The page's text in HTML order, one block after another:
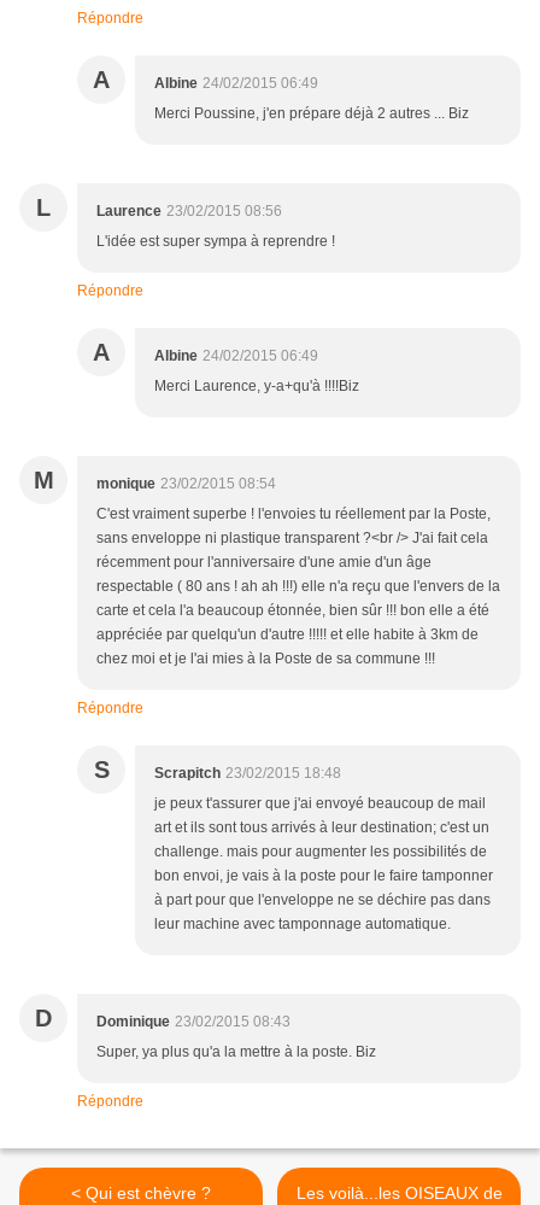
Répondre
A Albine 24/02/2015 06:49
Merci Poussine, j'en prépare déjà 2 autres ... Biz
L Laurence 23/02/2015 08:56
L'idée est super sympa à reprendre !
Répondre
A Albine 24/02/2015 06:49
Merci Laurence, y-a+qu'à !!!!Biz
M monique 23/02/2015 08:54
C'est vraiment superbe ! l'envoies tu réellement par la Poste,
sans enveloppe ni plastique transparent ?<br /> J'ai fait cela
récemment pour l'anniversaire d'une amie d'un âge
respectable ( 80 ans ! ah ah !!!) elle n'a reçu que l'envers de la
carte et cela l'a beaucoup étonnée, bien sûr !!! bon elle a été
appréciée par quelqu'un d'autre !!!!! et elle habite à 3km de
chez moi et je l'ai mies à la Poste de sa commune !!!
Répondre
S Scrapitch 23/02/2015 18:48
je peux t'assurer que j'ai envoyé beaucoup de mail
art et ils sont tous arrivés à leur destination; c'est un
challenge. mais pour augmenter les possibilités de
bon envoi, je vais à la poste pour le faire tamponner
à part pour que l'enveloppe ne se déchire pas dans
leur machine avec tamponnage automatique.
D Dominique 23/02/2015 08:43
Super, ya plus qu'a la mettre à la poste. Biz
Répondre
< Qui est chèvre ?
Les voilà...les OISEAUX de